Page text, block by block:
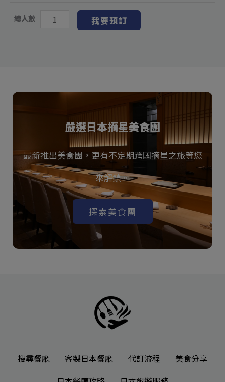
總人數 我要預訂
嚴選日本摘星美食團
最新推出美食團，更有不定期跨國摘星之旅等您
來解鎖。
探索美食團
搜尋餐廳 客製日本餐廳 代訂流程
美食分享